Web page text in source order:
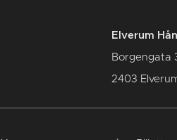
Elverum
Borgengata
2403